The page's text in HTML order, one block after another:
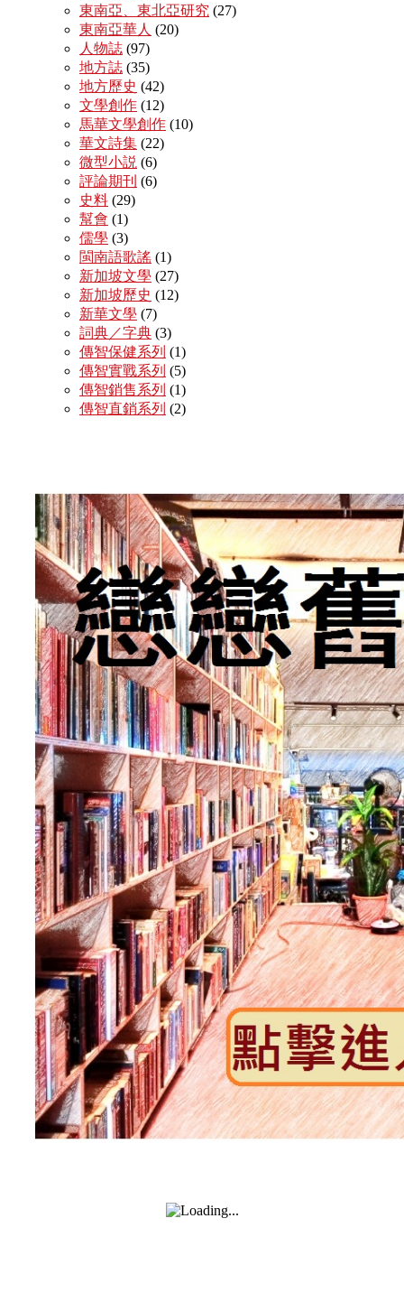
東南亞、東北亞研究 (27)
東南亞華人 (20)
人物誌 (97)
地方誌 (35)
地方歷史 (42)
文學創作 (12)
馬華文學創作 (10)
華文詩集 (22)
微型小説 (6)
評論期刊 (6)
史料 (29)
幫會 (1)
儒學 (3)
閩南語歌謠 (1)
新加坡文學 (27)
新加坡歷史 (12)
新華文學 (7)
詞典／字典 (3)
傳智保健系列 (1)
傳智實戰系列 (5)
傳智銷售系列 (1)
傳智直銷系列 (2)